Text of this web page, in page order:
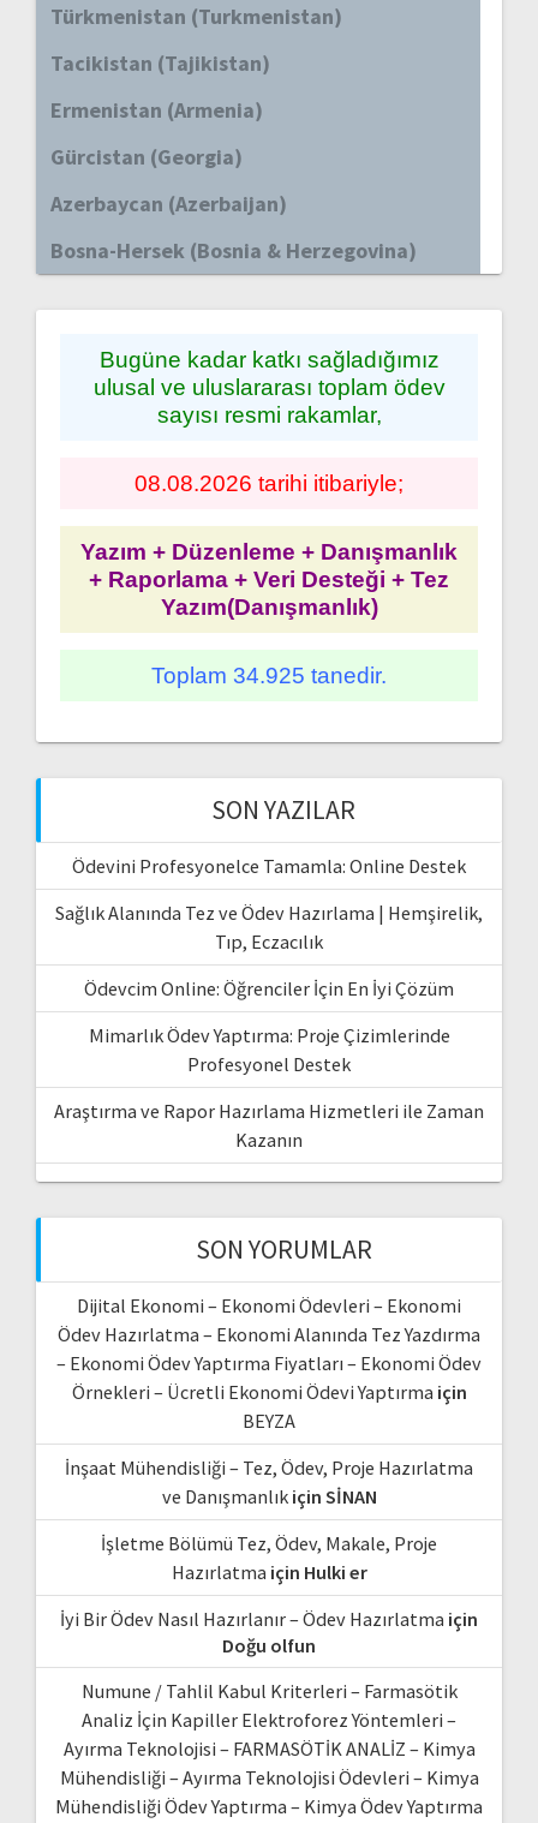
Türkmenistan (Turkmenistan)
Tacikistan (Tajikistan)
Ermenistan (Armenia)
Gürcistan (Georgia)
Azerbaycan (Azerbaijan)
Bosna-Hersek (Bosnia & Herzegovina)
Bugüne kadar katkı sağladığımız
ulusal ve uluslararası toplam ödev
sayısı resmi rakamlar,
08.08.2026 tarihi itibariyle;
Yazım + Düzenleme + Danışmanlık
+ Raporlama + Veri Desteği + Tez
Yazım(Danışmanlık)
Toplam 34.925 tanedir.
SON YAZILAR
Ödevini Profesyonelce Tamamla: Online Destek
Sağlık Alanında Tez ve Ödev Hazırlama | Hemşirelik,
Tıp, Eczacılık
Ödevcim Online: Öğrenciler İçin En İyi Çözüm
Mimarlık Ödev Yaptırma: Proje Çizimlerinde
Profesyonel Destek
Araştırma ve Rapor Hazırlama Hizmetleri ile Zaman
Kazanın
SON YORUMLAR
Dijital Ekonomi – Ekonomi Ödevleri – Ekonomi
Ödev Hazırlatma – Ekonomi Alanında Tez Yazdırma
– Ekonomi Ödev Yaptırma Fiyatları – Ekonomi Ödev
Örnekleri – Ücretli Ekonomi Ödevi Yaptırma için
BEYZA
İnşaat Mühendisliği – Tez, Ödev, Proje Hazırlatma
ve Danışmanlıkiçin SİNAN
İşletme Bölümü Tez, Ödev, Makale, Proje
Hazırlatma için Hulki er
İyi Bir Ödev Nasıl Hazırlanır – Ödev Hazırlatma için
Doğu olfun
Numune / Tahlil Kabul Kriterleri – Farmasötik
Analiz İçin Kapiller Elektroforez Yöntemleri –
Ayırma Teknolojisi – FARMASÖTİK ANALİZ – Kimya
Mühendisliği – Ayırma Teknolojisi Ödevleri – Kimya
Mühendisliği Ödev Yaptırma – Kimya Ödev Yaptırma